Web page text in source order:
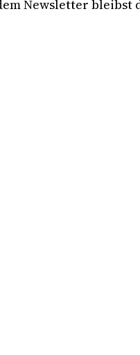
Newsletter bleibst